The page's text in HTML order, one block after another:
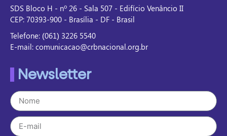
SDS Bloco H - nº 26 - Sala 507 - Edifício Venâncio II
CEP: 70393-900 - Brasília - DF - Brasil
Telefone: (061) 3226 5540
E-mail: comunicacao@crbnacional.org.br
Newsletter